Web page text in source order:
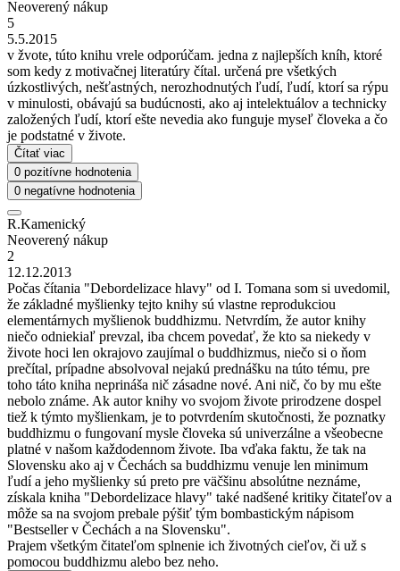
Neoverený nákup
5
5.5.2015
v žvote, túto knihu vrele odporúčam. jedna z najlepších kníh, ktoré
som kedy z motivačnej literatúry čítal. určená pre všetkých
úzkostlivých, nešťastných, nerozhodnutých ľudí, ľudí, ktorí sa rýpu
v minulosti, obávajú sa budúcnosti, ako aj intelektuálov a technicky
založených ľudí, ktorí ešte nevedia ako funguje myseľ človeka a čo
je podstatné v živote.
Čítať viac
0 pozitívne hodnotenia
0 negatívne hodnotenia
R.Kamenický
Neoverený nákup
2
12.12.2013
Počas čítania "Debordelizace hlavy" od I. Tomana som si uvedomil,
že základné myšlienky tejto knihy sú vlastne reprodukciou
elementárnych myšlienok buddhizmu. Netvrdím, že autor knihy
niečo odniekiaľ prevzal, iba chcem povedať, že kto sa niekedy v
živote hoci len okrajovo zaujímal o buddhizmus, niečo si o ňom
prečítal, prípadne absolvoval nejakú prednášku na túto tému, pre
toho táto kniha neprináša nič zásadne nové. Ani nič, čo by mu ešte
nebolo známe. Ak autor knihy vo svojom živote prirodzene dospel
tiež k týmto myšlienkam, je to potvrdením skutočnosti, že poznatky
buddhizmu o fungovaní mysle človeka sú univerzálne a všeobecne
platné v našom každodennom živote. Iba vďaka faktu, že tak na
Slovensku ako aj v Čechách sa buddhizmu venuje len minimum
ľudí a jeho myšlienky sú preto pre väčšinu absolútne neznáme,
získala kniha "Debordelizace hlavy" také nadšené kritiky čitateľov a
môže sa na svojom prebale pýšiť tým bombastickým nápisom
"Bestseller v Čechách a na Slovensku".
Prajem všetkým čitateľom splnenie ich životných cieľov, či už s
pomocou buddhizmu alebo bez neho.